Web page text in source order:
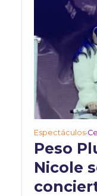
Espectáculos•
Peso
Nicole